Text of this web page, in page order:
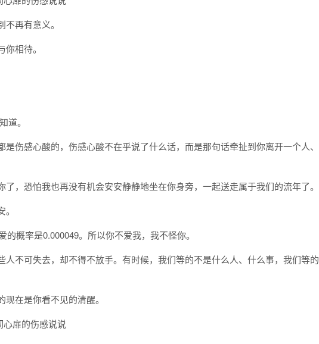
再有意义。
相待。
道。
伤感心酸的，伤感心酸不在乎说了什么话，而是那句话牵扯到你离开一个人、
，恐怕我也再没有机会安安静静地坐在你身旁，一起送走属于我们的流年了。
概率是0.000049。所以你不爱我，我不怪你。
人不可失去，却不得不放手。有时候，我们等的不是什么人、什么事，我们等的
在是你看不见的清醒。